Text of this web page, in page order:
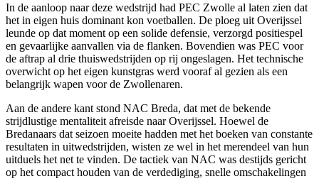
In de aanloop naar deze wedstrijd had PEC Zwolle al laten zien dat
het in eigen huis dominant kon voetballen. De ploeg uit Overijssel
leunde op dat moment op een solide defensie, verzorgd positiespel
en gevaarlijke aanvallen via de flanken. Bovendien was PEC voor
de aftrap al drie thuiswedstrijden op rij ongeslagen. Het technische
overwicht op het eigen kunstgras werd vooraf al gezien als een
belangrijk wapen voor de Zwollenaren.
Aan de andere kant stond NAC Breda, dat met de bekende
strijdlustige mentaliteit afreisde naar Overijssel. Hoewel de
Bredanaars dat seizoen moeite hadden met het boeken van constante
resultaten in uitwedstrijden, wisten ze wel in het merendeel van hun
uitduels het net te vinden. De tactiek van NAC was destijds gericht
op het compact houden van de verdediging, snelle omschakelingen